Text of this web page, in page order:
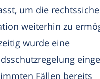
um die
weiterhin zu
wurde eine
Fällen bereits